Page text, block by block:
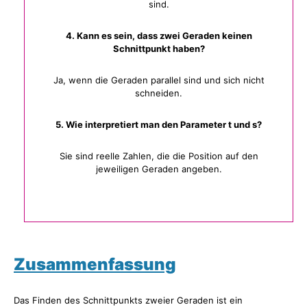
sind.
4. Kann es sein, dass zwei Geraden keinen
Schnittpunkt haben?
Ja, wenn die Geraden parallel sind und sich nicht
schneiden.
5. Wie interpretiert man den Parameter t und s?
Sie sind reelle Zahlen, die die Position auf den
jeweiligen Geraden angeben.
Zusammenfassung
Das Finden des Schnittpunkts zweier Geraden ist ein